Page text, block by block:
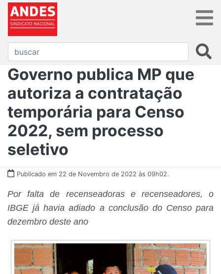
Governo publica MP que
autoriza a contratação
temporária para Censo
2022, sem processo
seletivo
Publicado em 22 de Novembro de 2022 às 09h02.
Por falta de recenseadoras e recenseadores, o
IBGE já havia adiado a conclusão do Censo para
dezembro deste ano